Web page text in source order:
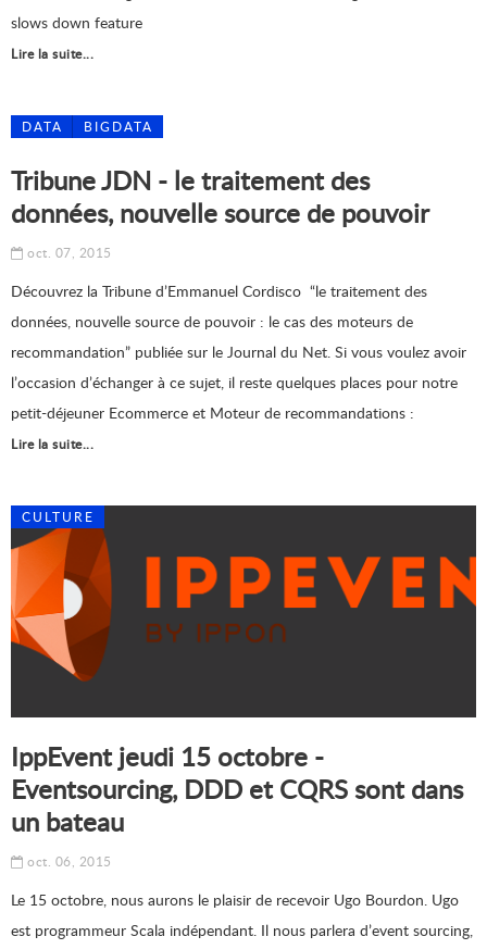
slows down feature
Lire la suite...
DATA BIGDATA
Tribune JDN - le traitement des
données, nouvelle source de pouvoir
oct. 07, 2015
Découvrez la Tribune d’Emmanuel Cordisco “le traitement des
données, nouvelle source de pouvoir : le cas des moteurs de
recommandation” publiée sur le Journal du Net. Si vous voulez avoir
l’occasion d’échanger à ce sujet, il reste quelques places pour notre
petit-déjeuner Ecommerce et Moteur de recommandations :
Lire la suite...
CULTURE
IppEvent jeudi 15 octobre -
Eventsourcing, DDD et CQRS sont dans
un bateau
oct. 06, 2015
Le 15 octobre, nous aurons le plaisir de recevoir Ugo Bourdon. Ugo
est programmeur Scala indépendant. Il nous parlera d’event sourcing,